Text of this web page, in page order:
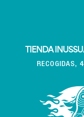
TIENDA
RECOGIDAS,